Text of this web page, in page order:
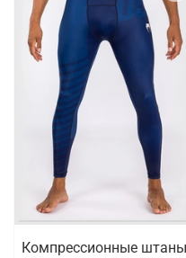
Компрессионные штаны